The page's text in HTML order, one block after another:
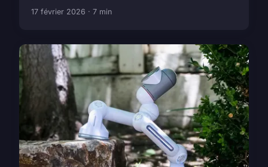
17 février 2026 · 7 min